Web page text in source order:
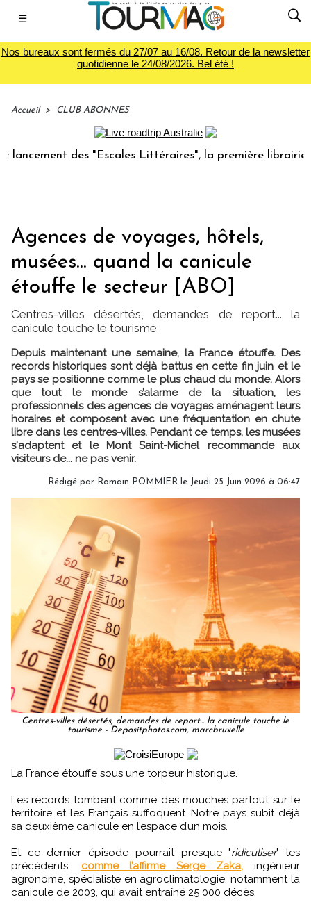
☰
Nos bureaux sont fermés du 27/07 au 16/08. Retour de la newsletter
quotidienne le 24/08/2026. Bel été !
Accueil > CLUB ABONNES
des "Escales Littéraires", la première librairie du voyage
Agences de voyages, hôtels,
musées... quand la canicule
étouffe le secteur [ABO]
Centres-villes désertés, demandes de report... la
canicule touche le tourisme
Depuis maintenant une semaine, la France étouffe. Des
records historiques sont déjà battus en cette fin juin et le
pays se positionne comme le plus chaud du monde. Alors
que tout le monde s’alarme de la situation, les
professionnels des agences de voyages aménagent leurs
horaires et composent avec une fréquentation en chute
libre dans les centres-villes. Pendant ce temps, les musées
s'adaptent et le Mont Saint-Michel recommande aux
visiteurs de... ne pas venir.
Rédigé par Romain POMMIER le Jeudi 25 Juin 2026 à 06:47
Centres-villes désertés, demandes de report... la canicule touche le
tourisme - Depositphotos.com, marcbruxelle
La France étouffe sous une torpeur historique.
Les records tombent comme des mouches partout sur le
territoire et les Français suffoquent. Notre pays subit déjà
sa deuxième canicule en l’espace d’un mois.
Et ce dernier épisode pourrait presque "ridiculiser" les
précédents, comme l’affirme Serge Zaka, ingénieur
agronome, spécialiste en agroclimatologie, notamment la
canicule de 2003, qui avait entraîné 25 000 décès.